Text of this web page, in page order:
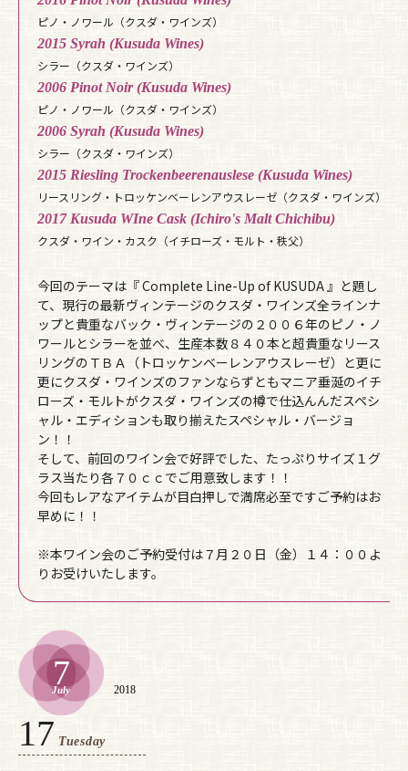
ピノ・ノワール（クスダ・ワインズ）
2015 Syrah (Kusuda Wines)
シラー（クスダ・ワインズ）
2006 Pinot Noir (Kusuda Wines)
ピノ・ノワール（クスダ・ワインズ）
2006 Syrah (Kusuda Wines)
シラー（クスダ・ワインズ）
2015 Riesling Trockenbeerenauslese (Kusuda Wines)
リースリング・トロッケンベーレンアウスレーゼ（クスダ・ワインズ）
2017 Kusuda WIne Cask (Ichiro's Malt Chichibu)
クスダ・ワイン・カスク（イチローズ・モルト・秩父）
今回のテーマは『 Complete Line-Up of KUSUDA 』と題し
て、現行の最新ヴィンテージのクスダ・ワインズ全ラインナ
ップと貴重なバック・ヴィンテージの２００６年のピノ・ノ
ワールとシラーを並べ、生産本数８４０本と超貴重なリース
リングのＴＢＡ（トロッケンベーレンアウスレーゼ）と更に
更にクスダ・ワインズのファンならずともマニア垂涎のイチ
ローズ・モルトがクスダ・ワインズの樽で仕込んんだスペシ
ャル・エディションも取り揃えたスペシャル・バージョ
ン！！
そして、前回のワイン会で好評でした、たっぷりサイズ１グ
ラス当たり各７０ｃｃでご用意致します！！
今回もレアなアイテムが目白押しで満席必至ですご予約はお
早めに！！
※本ワイン会のご予約受付は７月２０日（金）１４：００よ
りお受けいたします。
7
July 2018
17 Tuesday